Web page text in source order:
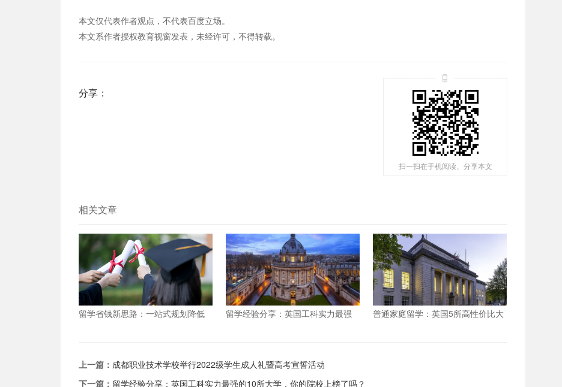
本文仅代表作者观点，不代表百度立场。
本文系作者授权教育视窗发表，未经许可，不得转载。
分享：
扫一扫在手机阅读、分享本文
相关文章
留学省钱新思路：一站式规划降低
留学经验分享：英国工科实力最强
普通家庭留学：英国5所高性价比大
上一篇： 成都职业技术学校举行2022级学生成人礼暨高考宣誓活动
下一篇： 留学经验分享：英国工科实力最强的10所大学，你的院校上榜了吗？